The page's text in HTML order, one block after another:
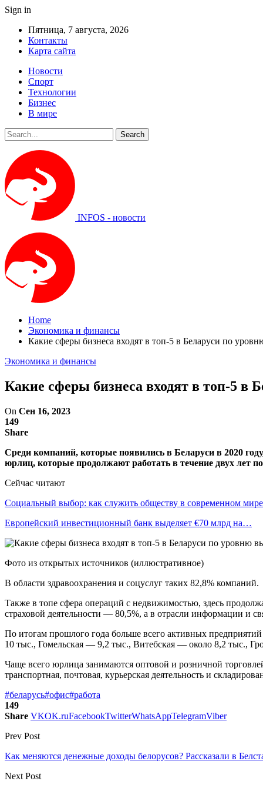
Sign in
Пятница, 7 августа, 2026
Контакты
Карта сайта
Новости
Спорт
Технологии
Бизнес
В мире
INFOS - новости
Home
Экономика и финансы
Какие сферы бизнеса входят в топ-5 в Беларуси по
Экономика и финансы
Какие сферы бизнеса входят в топ-5 в
On Сен 16, 2023
149
Share
Среди компаний, которые появились в Беларуси в 2020
юрлиц, которые продолжают работать в течение двух лет
Сейчас читают
Социальный выбор: как служить обществу в современном мире
Европейский инвестиционный банк выделяет €70 млрд на…
Фото из открытых источников (иллюстративное)
В области здравоохранения и соцуслуг таких 82,8% компаний.
Также в топе сфера операций с недвижимостью, здесь
страховой деятельности — 80,5%, а в отрасли информации и
По итогам прошлого года больше всего активных
10 тыс., Гомельская — 9,2 тыс., Витебская — около 8,2 тыс.,
Чаще всего юрлица занимаются оптовой и розничной
транспортная, почтовая, курьерская деятельность и
#беларусь#офис#работа
149
Share VKOK.ruFacebookTwitterWhatsAppTelegramViber
Prev Post
Как меняются денежные доходы белорусов? Рассказали в
Next Post